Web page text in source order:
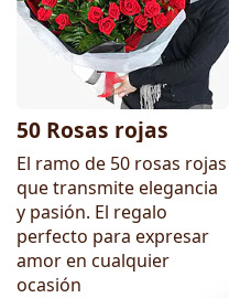
50 Rosas rojas
El ramo de 50 rosas rojas
que transmite elegancia
y pasión. El regalo
perfecto para expresar
amor en cualquier
ocasión